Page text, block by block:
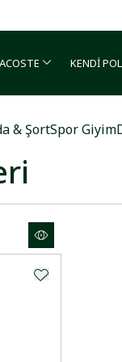
KENDİ
& ŞortSpor Giyim